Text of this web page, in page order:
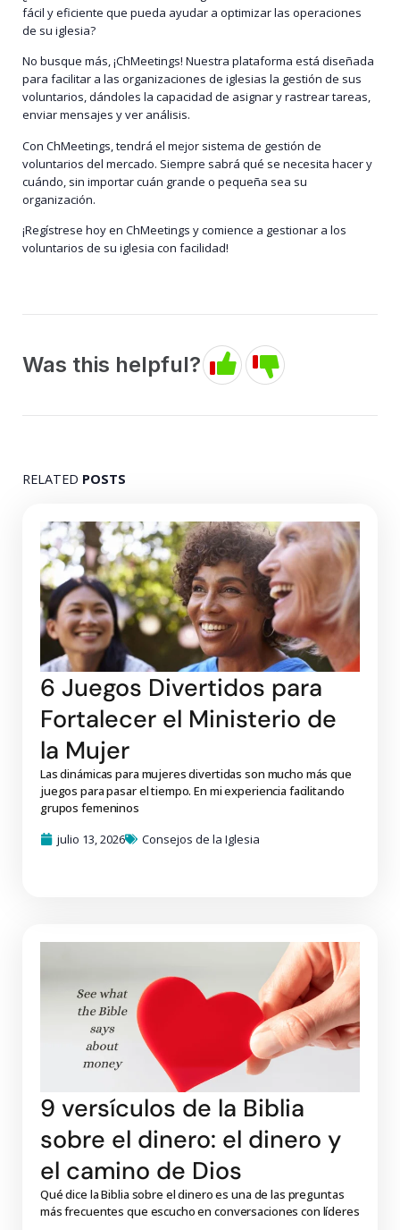
fácil y eficiente que pueda ayudar a optimizar las operaciones
de su iglesia?
No busque más, ¡ChMeetings! Nuestra plataforma está diseñada
para facilitar a las organizaciones de iglesias la gestión de sus
voluntarios, dándoles la capacidad de asignar y rastrear tareas,
enviar mensajes y ver análisis.
Con ChMeetings, tendrá el mejor sistema de gestión de
voluntarios del mercado. Siempre sabrá qué se necesita hacer y
cuándo, sin importar cuán grande o pequeña sea su
organización.
¡Regístrese hoy en ChMeetings y comience a gestionar a los
voluntarios de su iglesia con facilidad!
Was this helpful?
RELATED POSTS
6 Juegos Divertidos para
Fortalecer el Ministerio de
la Mujer
Las dinámicas para mujeres divertidas son mucho más que
juegos para pasar el tiempo. En mi experiencia facilitando
grupos femeninos
julio 13, 2026
Consejos de la Iglesia
9 versículos de la Biblia
sobre el dinero: el dinero y
el camino de Dios
Qué dice la Biblia sobre el dinero es una de las preguntas
más frecuentes que escucho en conversaciones con líderes